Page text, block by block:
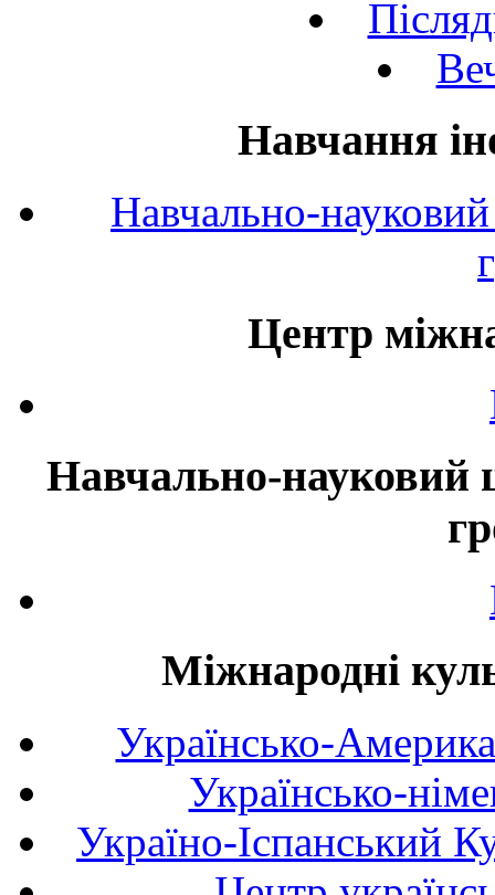
Навчання
Навчально-
Центр
Навчально-науковий
Міжнародні
Українсько-
Українсько-
Україно-Іспанський